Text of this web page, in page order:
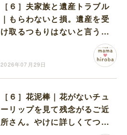
［６］夫家族と遺産トラブル
｜もらわないと損。遺産を受
け取るつもりはないと言う妻
2026年07月29日
［６］花泥棒｜花がないチュ
ーリップを見て残念がるご近
所さん。やけに詳しくてつい